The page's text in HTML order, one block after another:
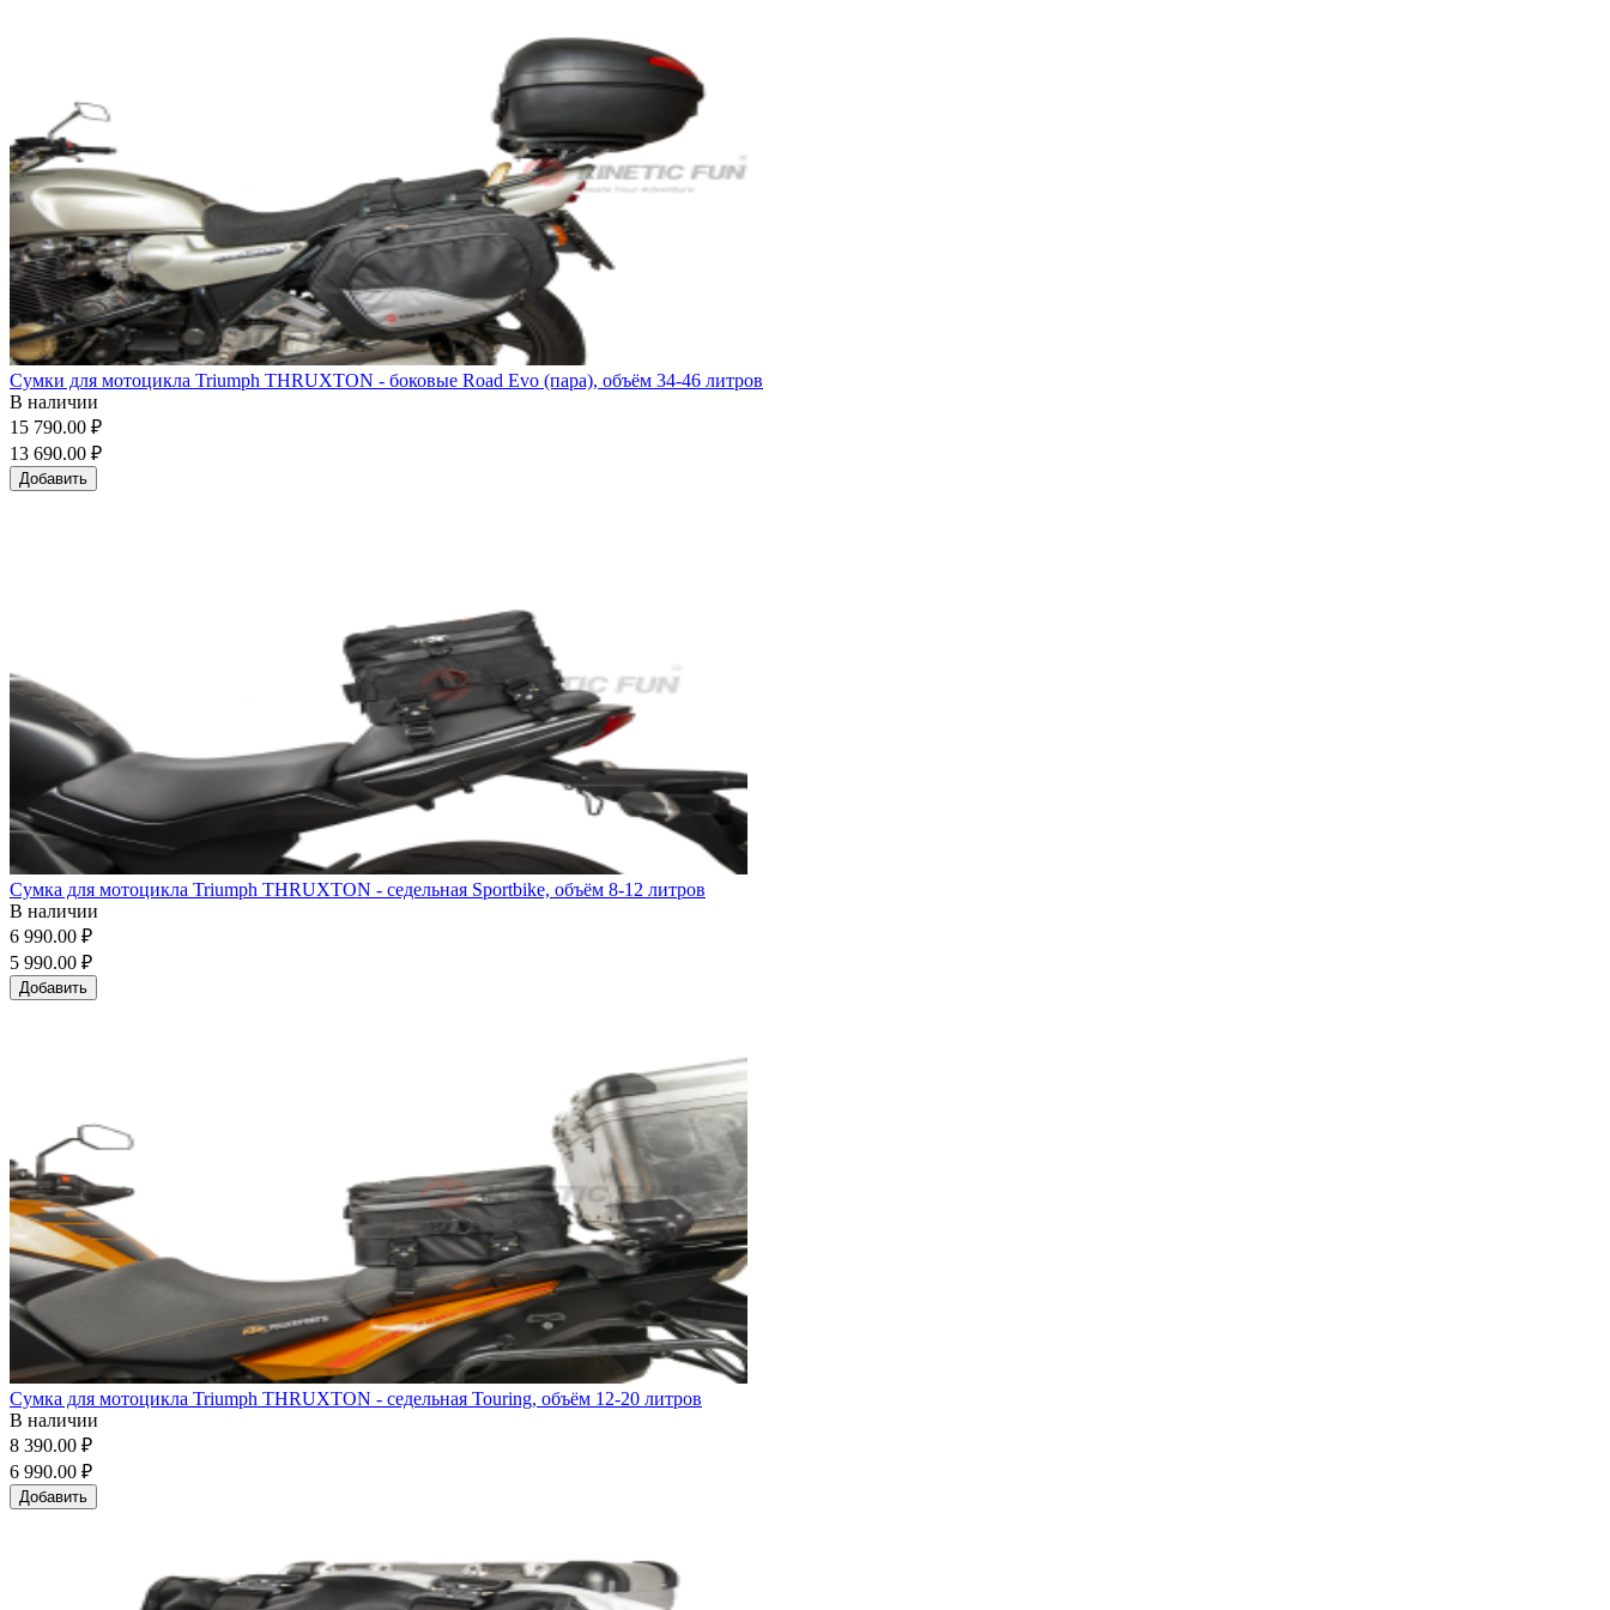
Сумки для мотоцикла Triumph THRUXTON - боковые Road Evo (пара), объём 34-46 литров
В наличии
15 790.00 ₽
13 690.00 ₽
Добавить
Сумка для мотоцикла Triumph THRUXTON - седельная Sportbike, объём 8-12 литров
В наличии
6 990.00 ₽
5 990.00 ₽
Добавить
Сумка для мотоцикла Triumph THRUXTON - седельная Touring, объём 12-20 литров
В наличии
8 390.00 ₽
6 990.00 ₽
Добавить